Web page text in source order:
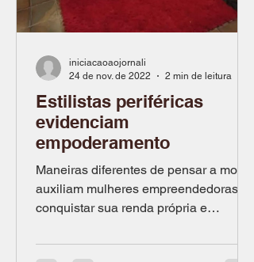
Estilistas periféricas
evidenciam
empoderamento
Maneiras diferentes de pensar a moda
auxiliam mulheres empreendedoras a
conquistar sua renda própria e
iniciacaoaojornali
24 de nov. de 2022
2 min de leitura